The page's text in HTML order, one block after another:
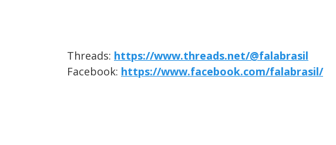
Threads: https://www.threads.net/@falabrasil
Facebook: https://www.facebook.com/falabrasil/